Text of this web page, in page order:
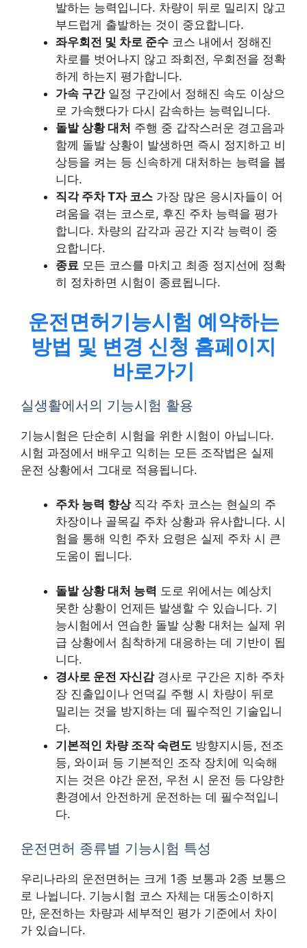
발하는 능력입니다. 차량이 뒤로 밀리지 않고
부드럽게 출발하는 것이 중요합니다.
좌우회전 및 차로 준수 코스 내에서 정해진
차로를 벗어나지 않고 좌회전, 우회전을 정확
하게 하는지 평가합니다.
가속 구간일정 구간에서 정해진 속도 이상으
로 가속했다가 다시 감속하는 능력입니다.
돌발 상황 대처 주행 중 갑작스러운 경고음과
함께 돌발 상황이 발생하면 즉시 정지하고 비
상등을 켜는 등 신속하게 대처하는 능력을 봅
니다.
직각 주차 T자 코스 가장 많은 응시자들이 어
려움을 겪는 코스로, 후진 주차 능력을 평가
합니다. 차량의 감각과 공간 지각 능력이 중
요합니다.
종료 모든 코스를 마치고 최종 정지선에 정확
히 정차하면 시험이 종료됩니다.
운전면허기능시험 예약하는
방법 및 변경 신청 홈페이지
바로가기
실생활에서의 기능시험 활용
기능시험은 단순히 시험을 위한 시험이 아닙니다.
시험 과정에서 배우고 익히는 모든 조작법은 실제
운전 상황에서 그대로 적용됩니다.
주차 능력 향상직각 주차 코스는 현실의 주
차장이나 골목길 주차 상황과 유사합니다. 시
험을 통해 익힌 주차 요령은 실제 주차 시 큰
도움이 됩니다.
돌발 상황 대처 능력 도로 위에서는 예상치
못한 상황이 언제든 발생할 수 있습니다. 기
능시험에서 연습한 돌발 상황 대처는 실제 위
급 상황에서 침착하게 대응하는 데 기반이 됩
니다.
경사로 운전 자신감경사로 구간은 지하 주차
장 진출입이나 언덕길 주행 시 차량이 뒤로
밀리는 것을 방지하는 데 필수적인 기술입니
다.
기본적인 차량 조작 숙련도 방향지시등, 전조
등, 와이퍼 등 기본적인 조작 장치에 익숙해
지는 것은 야간 운전, 우천 시 운전 등 다양한
환경에서 안전하게 운전하는 데 필수적입니
다.
운전면허 종류별 기능시험 특성
우리나라의 운전면허는 크게 1종 보통과 2종 보통으
로 나뉩니다. 기능시험 코스 자체는 대동소이하지
만, 운전하는 차량과 세부적인 평가 기준에서 차이
가 있습니다.